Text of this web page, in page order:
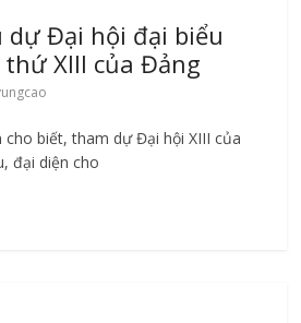
dự Đại hội đại biểu
XIII của Đảng
cho biết, tham dự Đại hội XIII của
đại diện cho